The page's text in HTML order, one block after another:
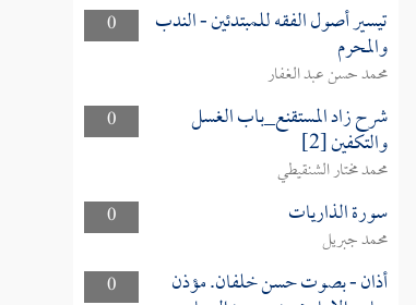
0
تيسير أصول الفقه للمبتدئين - الندب
والمحرم
محمد حسن عبد الغفار
0
شرح زاد المستقنع_باب الغسل
والتكفين [2]
محمد مختار الشنقيطي
0
سورة الذاريات
محمد جبريل
0
أذان - بصوت حسن خلفان. مؤذن